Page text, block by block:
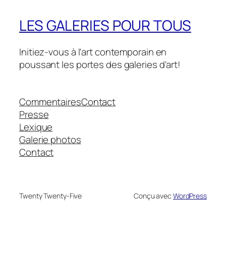
LES GALERIES POUR TOUS
Initiez-vous à l'art contemporain en
poussant les portes des galeries d'art!
Commentaires
Presse
Lexique
Galerie photos
Contact
Contact
Twenty Twenty-Five Conçu avec WordPress